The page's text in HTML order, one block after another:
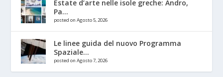
Estate d’arte nelle isole greche: Andro,
Pa...
posted on Agosto 5, 2026
Le linee guida del nuovo Programma
Spaziale...
posted on Agosto 7, 2026